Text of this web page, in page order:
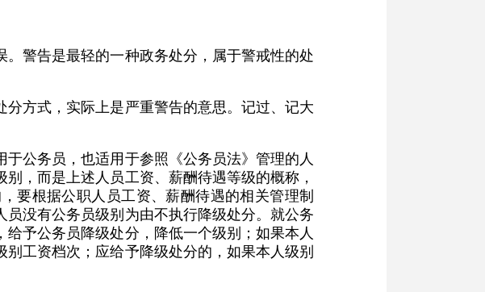
警告是最轻的一种政务处分，属于警戒性的处
方式，实际上是严重警告的意思。记过、记大
公务员，也适用于参照《公务员法》管理的人
，而是上述人员工资、薪酬待遇等级的概称，
要根据公职人员工资、薪酬待遇的相关管理制
没有公务员级别为由不执行降级处分。就公务
予公务员降级处分，降低一个级别；如果本人
工资档次；应给予降级处分的，如果本人级别